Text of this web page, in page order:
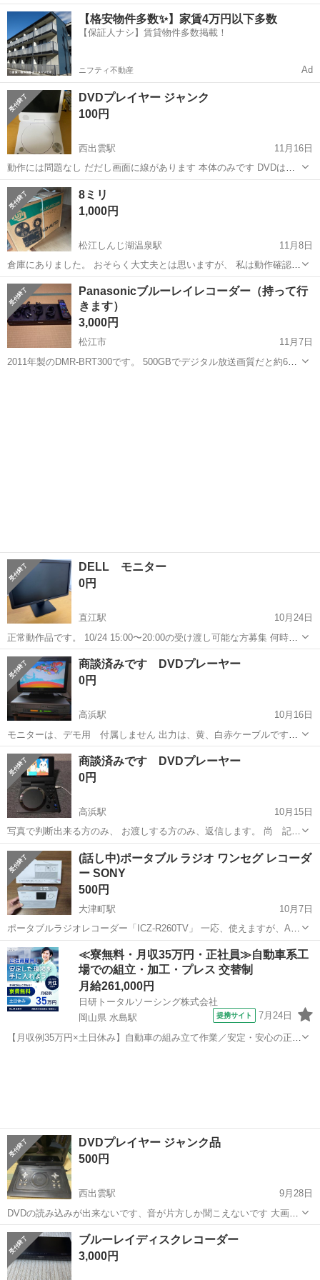
中！友達同士での応募OK！備品付きワンルーム寮費無料！赴任旅費会
社負担！生活支援物資事前対応可◎格安食堂利用可！年間休日135日
♪《山口県山口市》 人気の工...
山口 山口市 大歳駅 その他
【格安物件多数✨】家賃4万円以下多数
【保証人ナシ】賃貸物件多数掲載！
ニフティ不動産 Ad
DVDプレイヤー ジャンク
100円
西出雲駅
11月16日
動作には問題なし だだし画面に線があります 本体のみです DVDは付
属しません
島根 出雲市 西出雲駅
DVD
8ミリ
1,000円
松江しんじ湖温泉駅
11月8日
倉庫にありました。 おそらく大丈夫とは思いますが、 私は動作確認の
仕方が分からないため、 現地にて動作確認していただいてからお持ち
いただいても大丈夫です。
島根 松江市 松江しんじ湖温泉駅
映像プレーヤー、レコーダー
Panasonicブルーレイレコーダー（持って行
きます）
3,000円
松江市
11月7日
2011年製のDMR-BRT300です。 500GBでデジタル放送画質だと約61
DELL モニター
0円
直江駅
10月24日
正常動作品です。 10/24 15:00〜20:00の受け渡し可能な方募集 何時に
来れるか書いてくれれば返信します。
島根 出雲市 直江駅 映像プレーヤー、レコーダー
DELL
商談済みです DVDプレーヤー
0円
高浜駅
10月16日
モニターは、デモ用 付属しません 出力は、黄、白赤ケーブルです。
放置してあった物 DVDは、写真のように、再生出来ました。 メンテ
ナンスの知識、技術のある方が、良いかも もしかしたらゴミかも
写真で判断出来る方のみ、 ...
島根 出雲市 高浜駅 映像プレーヤー、レコーダー
ケーブル
商談済みです DVDプレーヤー
0円
高浜駅
10月15日
写真で判断出来る方のみ、 お渡しする方のみ、返信します。 尚 記録
方式により 再生出来ない場合があります、対応方式は、メーカーHP
でご確認を
島根 出雲市 高浜駅 映像プレーヤー、レコーダー
(話し中)ポータブル ラジオ ワンセグ レコーダ
ー SONY
500円
大津町駅
10月7日
ポータブルラジオレコーダー「ICZ-R260TV」 一応、使えますが、AC
アダプターが無いのと、アンテナが折れてしまっていますので、ジャ
ンク扱いで格安でお譲り致します。 アンテナは何か金属の棒で、代用
出来ると思います。 AC...
島根 出雲市 大津町駅 映像プレーヤー、レコーダー
ワンセグ
≪寮無料・月収35万円・正社員≫自動車系工
場での組立・加工・プレス 交替制
月給261,000円
日研トータルソーシング株式会社
岡山県 水島駅
提携サイト 7月24日
【月収例35万円×土日休み】自動車の組み立て作業／安定・安心の正社
DVDプレイヤー ジャンク品
500円
西出雲駅
9月28日
DVDの読み込みが出来ないです、音が片方しか聞こえないです 大画面
です 調節で直るかもしれません ワンセグは見れました 本体のみです
AV入力に対応してるのでゲームとかのモニターに使えます（イヤホン
ジャック式、変換が必要）
島根 出雲市 西出雲駅 映像プレーヤー、レコーダー
DVD
ブルーレイディスクレコーダー
3,000円